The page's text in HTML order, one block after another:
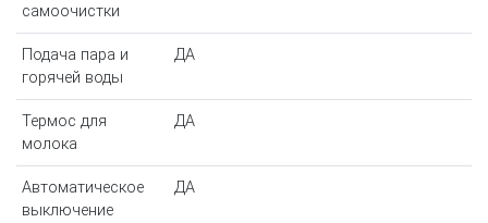
самоочистки
Подача пара и
горячей воды
ДА
Термос для
молока
ДА
Автоматическое
выключение
ДА